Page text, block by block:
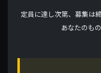
定員に達し次第、募集は
あなたのも